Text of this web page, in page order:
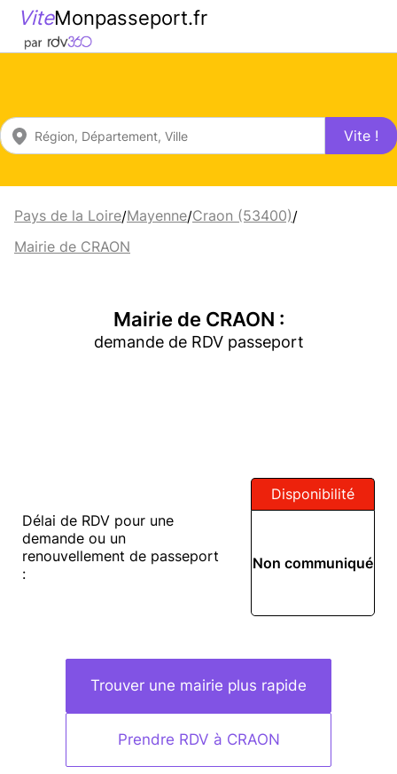
ViteMonpasseport.fr
Vite !
Pays de la Loire/Mayenne/Craon (53400)/
Mairie de CRAON
Mairie de CRAON :
demande de RDV passeport
Délai de RDV pour une
demande ou un
renouvellement de passeport
:
Disponibilité
Non communiqué
Trouver une mairie plus rapide
Prendre RDV à CRAON